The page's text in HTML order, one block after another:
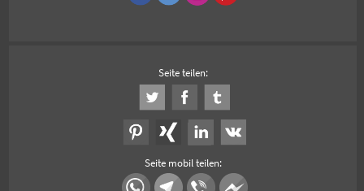
Seite teilen:
Seite mobil teilen: